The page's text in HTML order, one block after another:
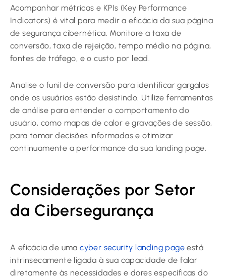
Acompanhar métricas e KPIs (Key Performance
Indicators) é vital para medir a eficácia da sua página
de segurança cibernética. Monitore a taxa de
conversão, taxa de rejeição, tempo médio na página,
fontes de tráfego, e o custo por lead.
Analise o funil de conversão para identificar gargalos
onde os usuários estão desistindo. Utilize ferramentas
de análise para entender o comportamento do
usuário, como mapas de calor e gravações de sessão,
para tomar decisões informadas e otimizar
continuamente a performance da sua landing page.
Considerações por Setor
da Cibersegurança
A eficácia de umacyber security landing page está
intrinsecamente ligada à sua capacidade de falar
diretamente às necessidades e dores específicas do